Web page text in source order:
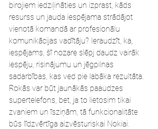
birojiem iedziļināties un izprast, kāds
resurss un jauda iespējama strādājot
vienotā komandā ar profesionālu
komunikācijas vadītāju? Ieraudzīt, ka,
iespējams, šī nozare slēpj daudz vairāk
iespēju, risinājumu un jēgpilnas
sadarbības, kas ved pie labāka rezultāta.
Rokās var būt jaunākās paaudzes
supertelefons, bet, ja to lietosim tikai
zvaniem un īsziņām, tā funkcionalitāte
būs līdzvērtīga aizvēsturiskai Nokiai.